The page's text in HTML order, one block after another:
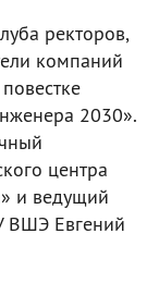
ректоров,
компаний
2030».
центра
и ведущий
ВШЭ Евгений